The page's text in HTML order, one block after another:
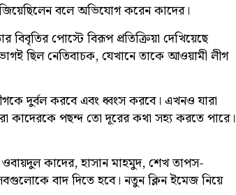
বলে অভিযোগ করেন কাদের।
পোস্টে বিরূপ প্রতিক্রিয়া দেখিয়েছে
ছিল নেতিবাচক, যেখানে তাকে আওয়ামী লীগ
দুর্বল করবে এবং ধ্বংস করবে। এখনও যারা
কাদেরকে পছন্দ তো দূরের কথা সহ্য করতে পারে।
কাদের, হাসান মাহমুদ, শেখ তাপস-
বাদ দিতে হবে। নতুন ক্লিন ইমেজ নিয়ে